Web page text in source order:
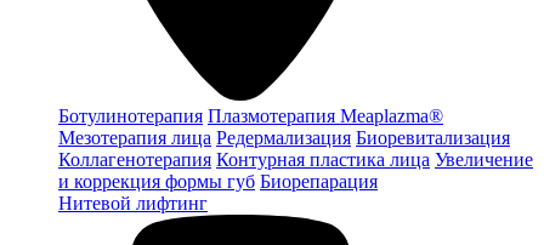
Ботулинотерапия Плазмотерапия Meaplazma®
Мезотерапия лица Редермализация Биоревитализация
Коллагенотерапия Контурная пластика лица Увеличение
и коррекция формы губ Биорепарация
Нитевой лифтинг